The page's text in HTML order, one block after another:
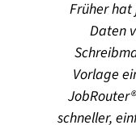
Früher
Daten
Vorlage
schneller,